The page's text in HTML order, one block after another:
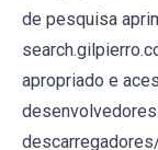
de pesquisa
apropriado e